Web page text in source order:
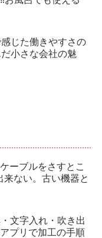
じた働きやすさの
小さな会社の魅
ーブルをさすとこ
ない。古い機器と
文字入れ・吹き出
プリで加工の手順